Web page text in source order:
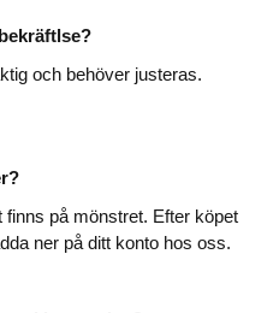
och behöver justeras.
på mönstret. Efter köpet
ner på ditt konto hos oss.